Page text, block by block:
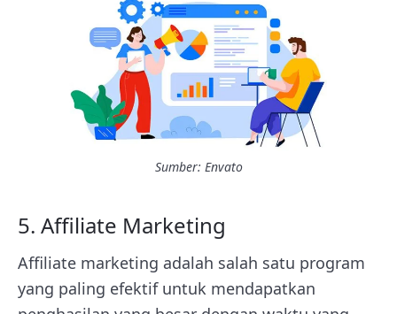
Sumber: Envato
5. Affiliate Marketing
Affiliate marketing adalah salah satu program
yang paling efektif untuk mendapatkan